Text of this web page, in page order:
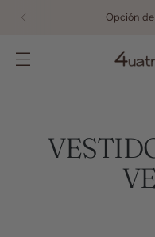
Opción